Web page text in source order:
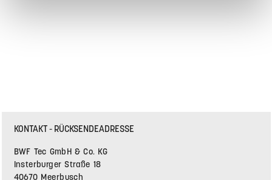
KONTAKT - RÜCKSENDEADRESSE
BWF Tec GmbH & Co. KG